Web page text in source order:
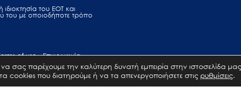
του ΕΟΤ και
του με οποιοδήποτε τρόπο
of use Επικοινωνία
σας παρέχουμε την καλύτερη δυνατή εμπειρία στην ιστοσελίδα
cookies που διατηρούμε ή να τα απενεργοποιήσετε στις ρυθμίσεις.